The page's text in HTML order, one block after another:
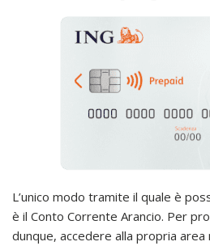
L’unico modo tramite il quale è
è il Conto Corrente Arancio. Per
dunque, accedere alla propria